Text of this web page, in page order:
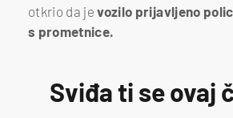
otkrio da jevozilo prijavljeno
s prometnice.
Sviđa ti se ovaj